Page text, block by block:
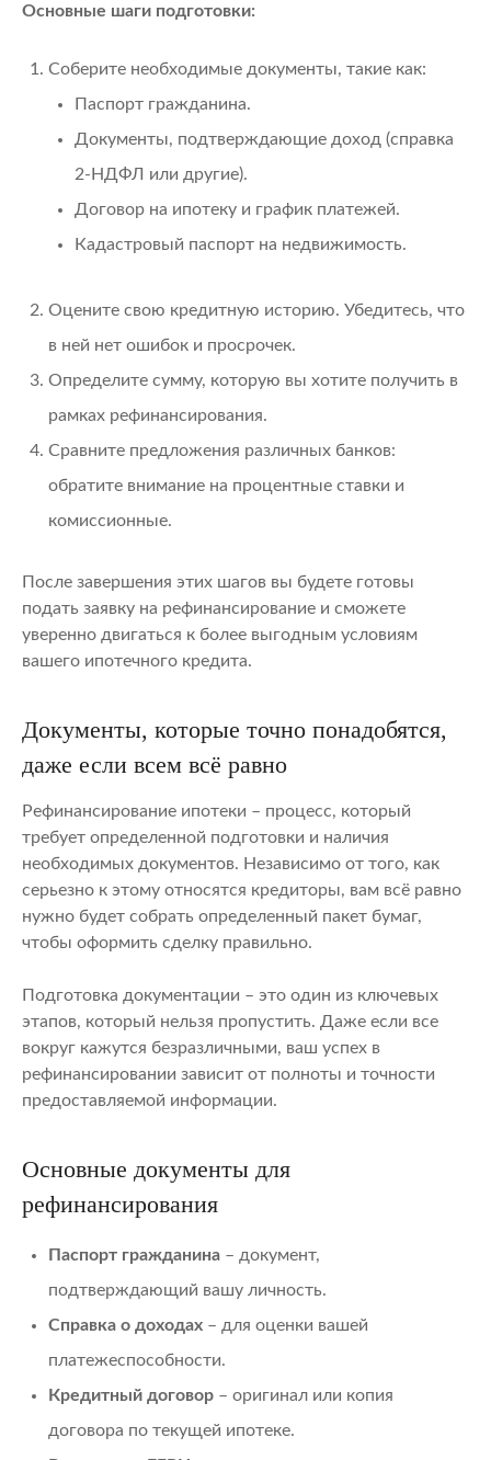
Основные шаги подготовки:
Соберите необходимые документы, такие как:
Паспорт гражданина.
Документы, подтверждающие доход (справка
2-НДФЛ или другие).
Договор на ипотеку и график платежей.
Кадастровый паспорт на недвижимость.
Оцените свою кредитную историю. Убедитесь, что
в ней нет ошибок и просрочек.
Определите сумму, которую вы хотите получить в
рамках рефинансирования.
Сравните предложения различных банков:
обратите внимание на процентные ставки и
комиссионные.
После завершения этих шагов вы будете готовы
подать заявку на рефинансирование и сможете
уверенно двигаться к более выгодным условиям
вашего ипотечного кредита.
Документы, которые точно понадобятся,
даже если всем всё равно
Рефинансирование ипотеки – процесс, который
требует определенной подготовки и наличия
необходимых документов. Независимо от того, как
серьезно к этому относятся кредиторы, вам всё равно
нужно будет собрать определенный пакет бумаг,
чтобы оформить сделку правильно.
Подготовка документации – это один из ключевых
этапов, который нельзя пропустить. Даже если все
вокруг кажутся безразличными, ваш успех в
рефинансировании зависит от полноты и точности
предоставляемой информации.
Основные документы для
рефинансирования
Паспорт гражданина – документ,
подтверждающий вашу личность.
Справка о доходах – для оценки вашей
платежеспособности.
Кредитный договор – оригинал или копия
договора по текущей ипотеке.